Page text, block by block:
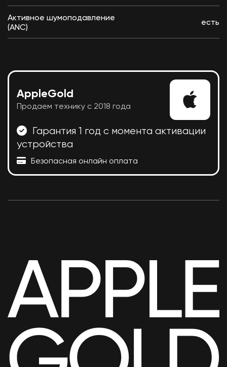
Активное шумоподавление
(ANC)
есть
AppleGold
Продаем технику с 2018 года
Гарантия 1 год с момента активации
устройства
Безопасная онлайн оплата